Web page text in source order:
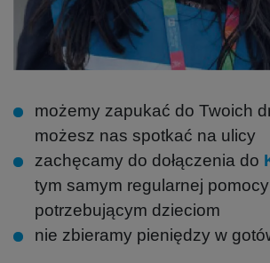
możemy zapukać do Twoich
możesz nas spotkać na ulicy
zachęcamy do dołączenia do
tym samym regularnej pomocy
potrzebującym dzieciom
nie zbieramy pieniędzy w